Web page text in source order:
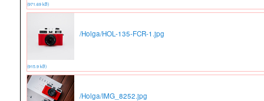
(971.69 kB)
/Holga/HOL-135-FCR-1.jpg
(915.9 kB)
/Holga/IMG_8252.jpg